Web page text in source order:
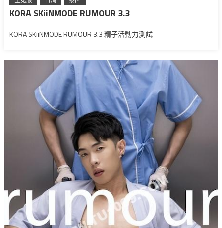
KORA SKiiNMODE RUMOUR 3.3
KORA SKiiNMODE RUMOUR 3.3 精子活動力測試